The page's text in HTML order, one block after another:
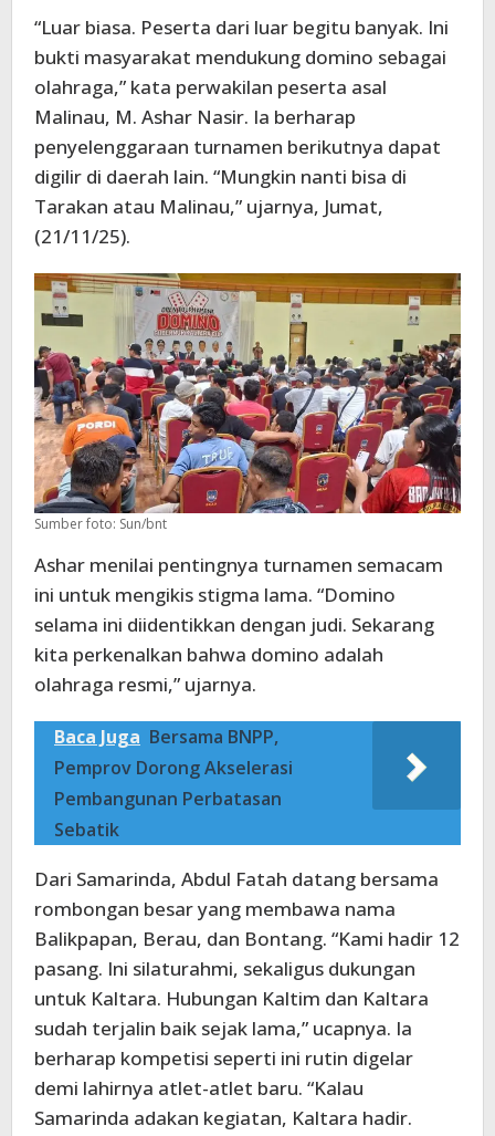
“Luar biasa. Peserta dari luar begitu banyak. Ini
bukti masyarakat mendukung domino sebagai
olahraga,” kata perwakilan peserta asal
Malinau, M. Ashar Nasir. Ia berharap
penyelenggaraan turnamen berikutnya dapat
digilir di daerah lain. “Mungkin nanti bisa di
Tarakan atau Malinau,” ujarnya, Jumat,
(21/11/25).
Sumber foto: Sun/bnt
Ashar menilai pentingnya turnamen semacam
ini untuk mengikis stigma lama. “Domino
selama ini diidentikkan dengan judi. Sekarang
kita perkenalkan bahwa domino adalah
olahraga resmi,” ujarnya.
Baca Juga Bersama BNPP,
Pemprov Dorong Akselerasi
Pembangunan Perbatasan
Sebatik
Dari Samarinda, Abdul Fatah datang bersama
rombongan besar yang membawa nama
Balikpapan, Berau, dan Bontang. “Kami hadir 12
pasang. Ini silaturahmi, sekaligus dukungan
untuk Kaltara. Hubungan Kaltim dan Kaltara
sudah terjalin baik sejak lama,” ucapnya. Ia
berharap kompetisi seperti ini rutin digelar
demi lahirnya atlet-atlet baru. “Kalau
Samarinda adakan kegiatan, Kaltara hadir.